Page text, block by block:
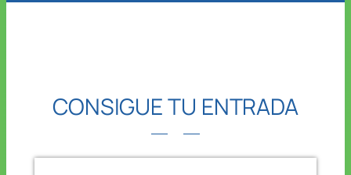
CONSIGUE TU ENTRADA